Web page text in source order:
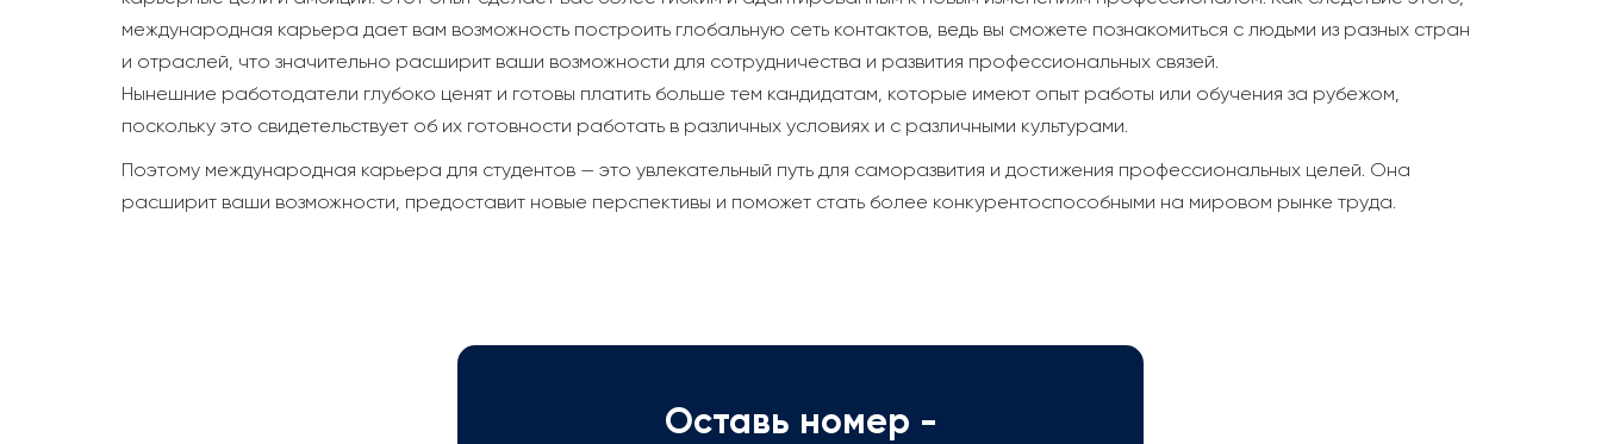
международная карьера дает вам возможность построить глобальную сеть контактов, ведь вы сможете познакомиться с людьми из разных стран
и отраслей, что значительно расширит ваши возможности для сотрудничества и развития профессиональных связей.
Нынешние работодатели глубоко ценят и готовы платить больше тем кандидатам, которые имеют опыт работы или обучения за рубежом,
поскольку это свидетельствует об их готовности работать в различных условиях и с различными культурами.
Поэтому международная карьера для студентов — это увлекательный путь для саморазвития и достижения профессиональных целей. Она
расширит ваши возможности, предоставит новые перспективы и поможет стать более конкурентоспособными на мировом рынке труда.
Оставь номер -